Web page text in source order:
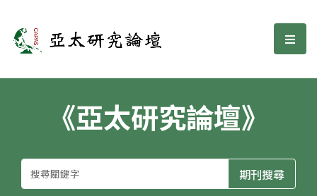
亞太研究論壇 選
《亞太研究論壇》